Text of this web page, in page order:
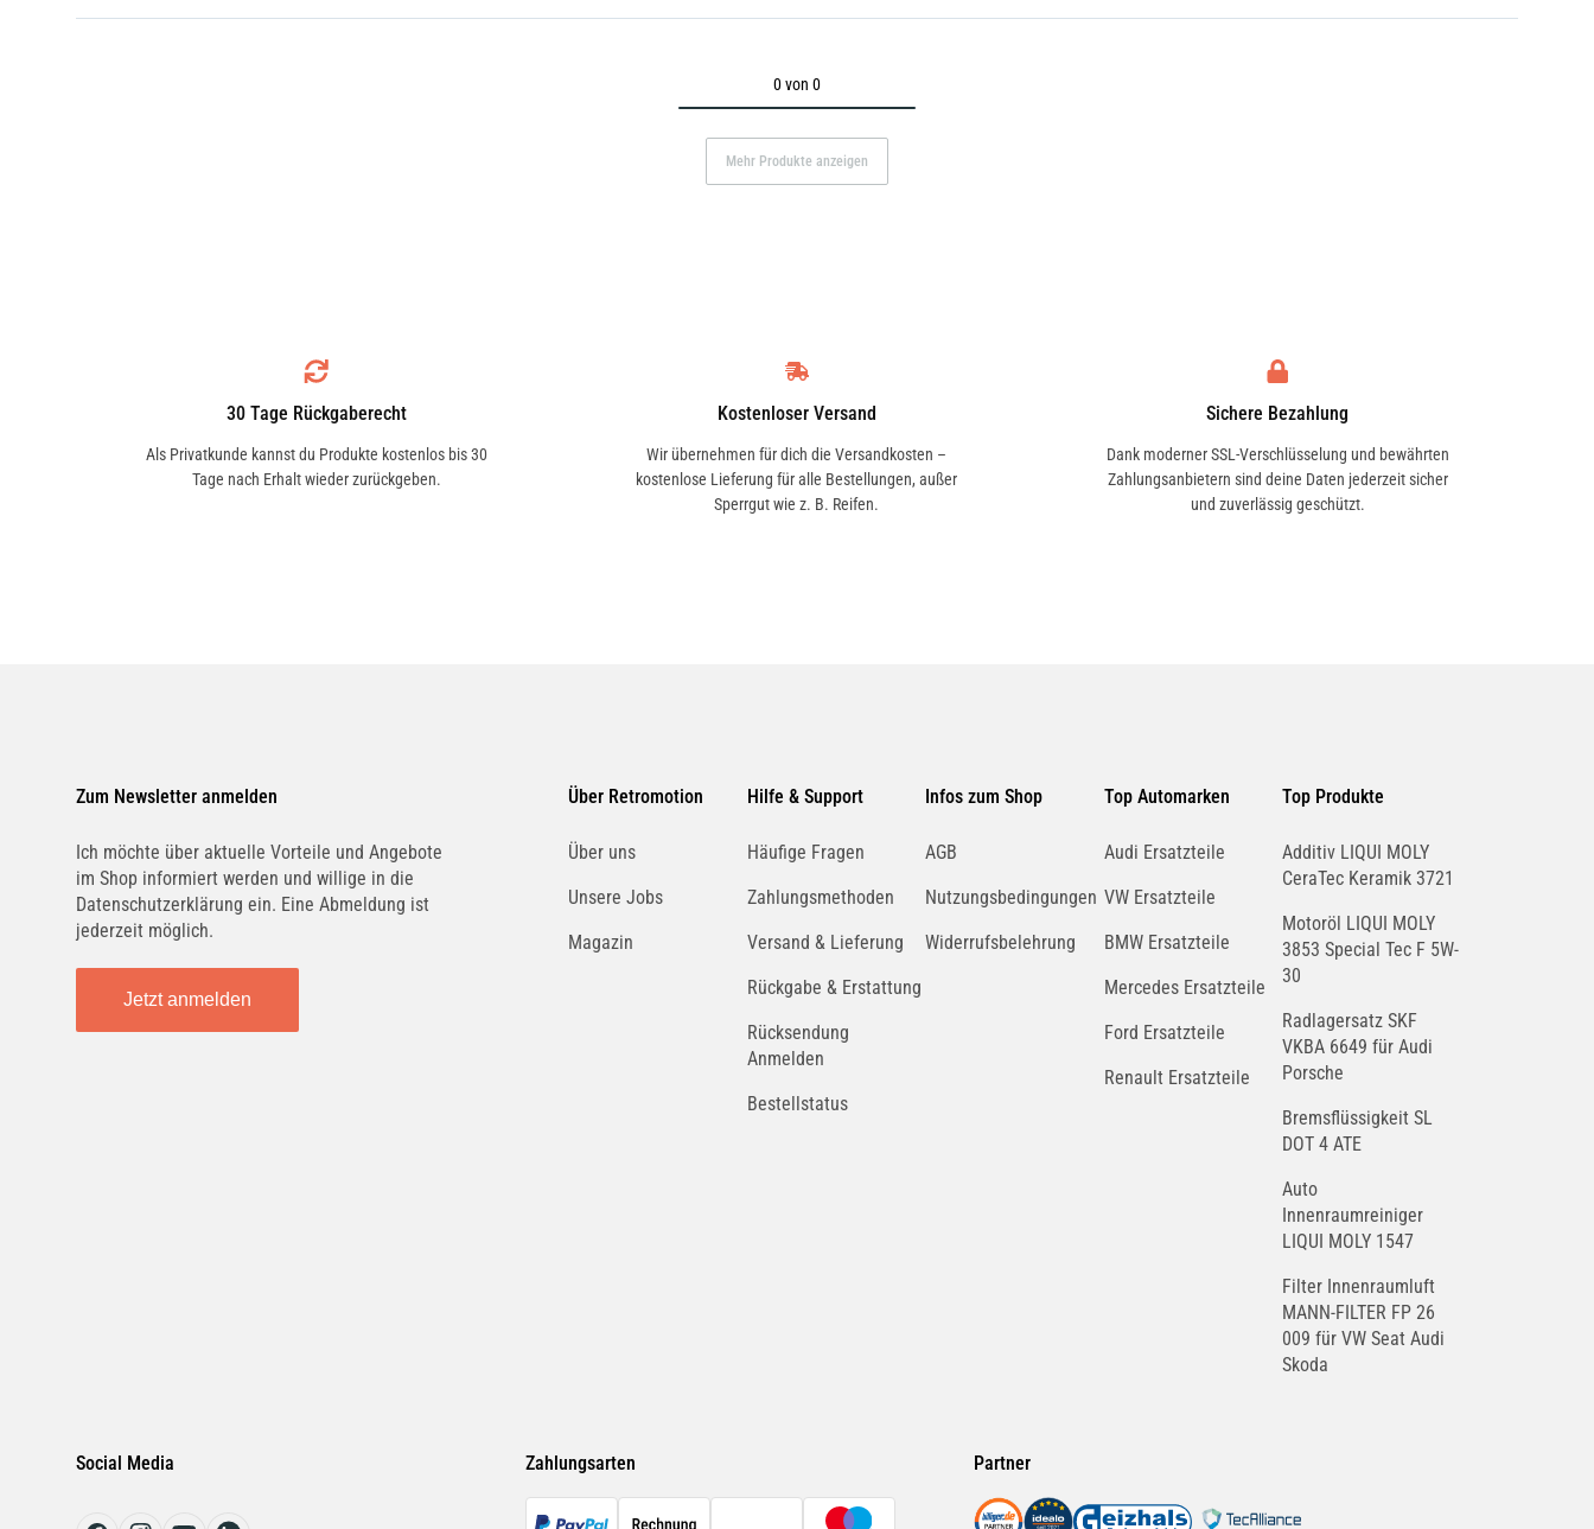
0 von 0
Mehr Produkte anzeigen
30 Tage Rückgaberecht
Als Privatkunde kannst du Produkte kostenlos bis 30
Tage nach Erhalt wieder zurückgeben.
Kostenloser Versand
Wir übernehmen für dich die Versandkosten –
kostenlose Lieferung für alle Bestellungen, außer
Sperrgut wie z. B. Reifen.
Sichere Bezahlung
Dank moderner SSL-Verschlüsselung und bewährten
Zahlungsanbietern sind deine Daten jederzeit sicher
und zuverlässig geschützt.
Zum Newsletter anmelden
Ich möchte über aktuelle Vorteile und Angebote
im Shop informiert werden und willige in die
Datenschutzerklärung ein. Eine Abmeldung ist
jederzeit möglich.
Jetzt anmelden
Über Retromotion
Über uns
Unsere Jobs
Magazin
Hilfe & Support
Häufige Fragen
Zahlungsmethoden
Versand & Lieferung
Rückgabe & Erstattung
Rücksendung
Anmelden
Bestellstatus
Infos zum Shop
AGB
Nutzungsbedingungen
Widerrufsbelehrung
Top Automarken
Audi Ersatzteile
VW Ersatzteile
BMW Ersatzteile
Mercedes Ersatzteile
Ford Ersatzteile
Renault Ersatzteile
Top Produkte
Additiv LIQUI MOLY
CeraTec Keramik 3721
Motoröl LIQUI MOLY
3853 Special Tec F 5W-
30
Radlagersatz SKF
VKBA 6649 für Audi
Porsche
Bremsflüssigkeit SL
DOT 4 ATE
Auto
Innenraumreiniger
LIQUI MOLY 1547
Filter Innenraumluft
MANN-FILTER FP 26
009 für VW Seat Audi
Skoda
Social Media Zahlungsarten Partner